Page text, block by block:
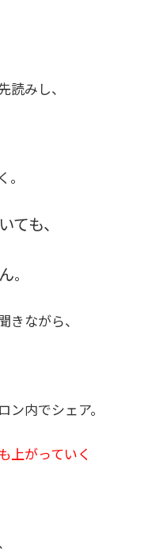
読みし、
も、
。
ながら、
内でシェア。
上がっていく